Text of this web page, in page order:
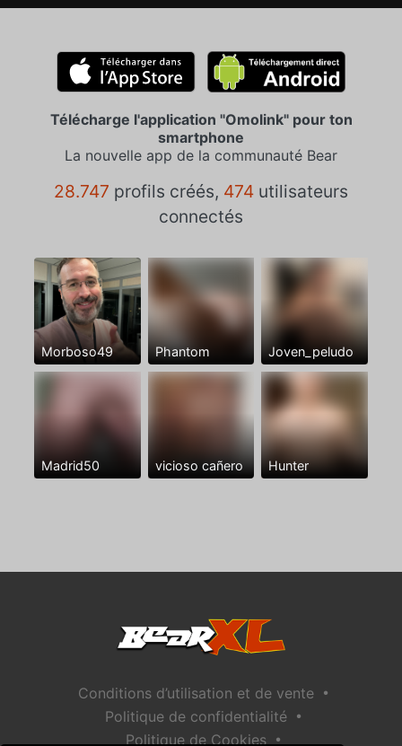
Télécharge l'application "Omolink" pour ton
smartphone
La nouvelle app de la communauté Bear
28.747 profils créés, 474 utilisateurs
connectés
Morboso49 Phantom Joven_peludo
Madrid50 vicioso cañero Hunter
Conditions d’utilisation et de vente •
Politique de confidentialité •
Politique de Cookies •